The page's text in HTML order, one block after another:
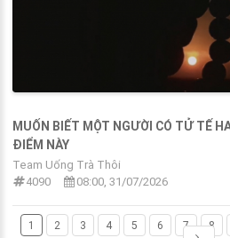
MUỐN BIẾT MỘT NGƯỜI CÓ TỬ TẾ
ĐIỂM NÀY
Team Uống Trà Thôi
4090
08:00, 31/07/2026
1 2 3 4 5 6 7 8